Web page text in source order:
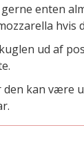
enten
ud af
den kan være